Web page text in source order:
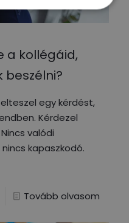
a kollégáid,
beszélni?
egy kérdést,
Kérdezel
valódi
kapaszkodó.
Tovább olvasom